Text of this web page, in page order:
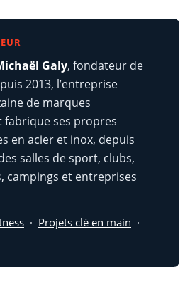
Galy, fondateur de
2013, l’entreprise
de marques
fabrique ses propres
en acier et inox, depuis
salles de sport, clubs,
campings et entreprises
· Projets clé en main ·